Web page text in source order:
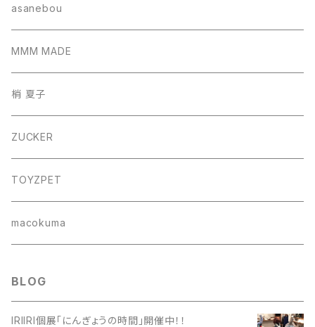
帽子
サコッシュ
巾着バッグ
バッグ
フォトフレーム
懐紙入れ
asanebou
MMM MADE
梢 夏子
ZUCKER
TOYZPET
macokuma
BLOG
IRIIRI個展「にんぎょうの時間」開催中！！